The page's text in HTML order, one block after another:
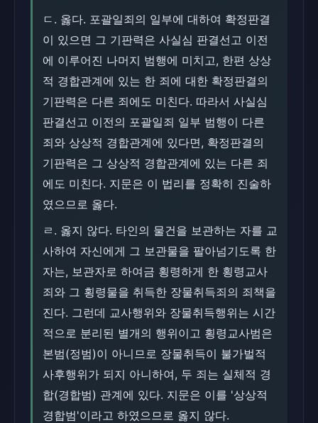
ㄷ. 옳다. 포괄일죄의 일부에 대하여 확정판결
이 있으면 그 기판력은 사실심 판결선고 이전
에 이루어진 나머지 범행에 미치고, 한편 상상
적 경합관계에 있는 한 죄에 대한 확정판결의
기판력은 다른 죄에도 미친다. 따라서 사실심
판결선고 이전의 포괄일죄 일부 범행이 다른
죄와 상상적 경합관계에 있다면, 확정판결의
기판력은 그 상상적 경합관계에 있는 다른 죄
에도 미친다. 지문은 이 법리를 정확히 진술하
였으므로 옳다.
ㄹ. 옳지 않다. 타인의 물건을 보관하는 자를 교
사하여 자신에게 그 보관물을 팔아넘기도록 한
자는, 보관자로 하여금 횡령하게 한 횡령교사
죄와 그 횡령물을 취득한 장물취득죄의 죄책을
진다. 그런데 교사행위와 장물취득행위는 시간
적으로 분리된 별개의 행위이고 횡령교사범은
본범(정범)이 아니므로 장물취득이 불가벌적
사후행위가 되지 아니하여, 두 죄는 실체적 경
합(경합범) 관계에 있다. 지문은 이를 '상상적
경합범'이라고 하였으므로 옳지 않다.